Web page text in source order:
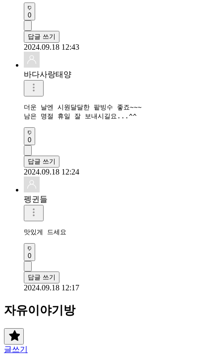
0
답글 쓰기
2024.09.18 12:43
바다사랑태양
더운 날엔 시원달달한 팥빙수 좋죠~~~
남은 명절 휴일 잘 보내시길요...^^
0
답글 쓰기
2024.09.18 12:24
펭귄들
맛있게 드세요
0
답글 쓰기
2024.09.18 12:17
자유이야기방
글쓰기